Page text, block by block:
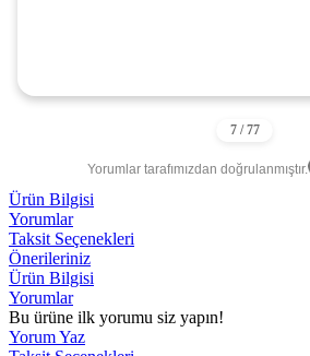
Yorumlar tarafımızdan doğrulanmıştır.
Ürün Bilgisi
Yorumlar
Taksit Seçenekleri
Önerileriniz
Ürün Bilgisi
Yorumlar
Bu ürüne ilk yorumu siz yapın!
Yorum Yaz